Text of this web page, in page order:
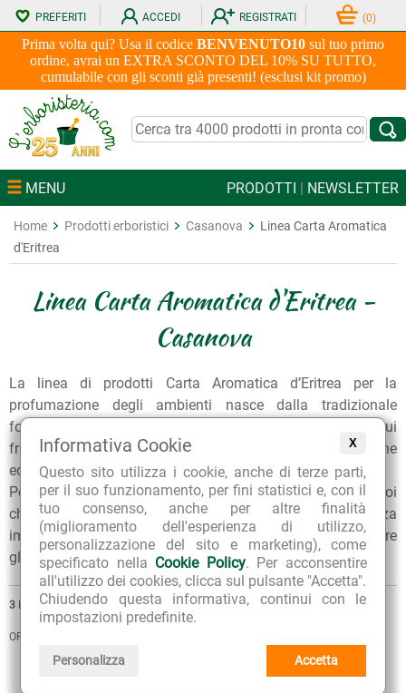
X
Informativa Cookie
Questo sito utilizza i cookie, anche di terze parti,
per il suo funzionamento, per fini statistici e, con il
tuo consenso, anche per altre finalità
(miglioramento dell'esperienza di utilizzo,
personalizzazione del sito e marketing), come
specificato nella Cookie Policy. Per acconsentire
all'utilizzo dei cookies, clicca sul pulsante "Accetta".
Chiudendo questa informativa, continui con le
impostazioni predefinite.
Personalizza Accetta
Prima volta qui? Usa il codice BENVENUTO10 sul tuo primo
ordine, avrai un EXTRA SCONTO DEL 10% SU TUTTO,
cumulabile con gli sconti già presenti! (esclusi kit promo)
PREFERITI ACCEDI REGISTRATI (0)
MENU PRODOTTI | NEWSLETTER
Home Prodotti erboristici Casanova
Linea Carta Aromatica
d'Eritrea
Linea Carta Aromatica d'Eritrea -
Casanova
La linea di prodotti Carta Aromatica d’Eritrea per la
profumazione degli ambienti nasce dalla tradizionale
formula della inimitabile Carta Aromatica d’Eritrea, la cui
fragranza naturale è composta da un mix di muschi, resine
ed oli essenziali.
Per qualunque consiglio sull'utilizzo dei nostri prodotti, puoi
chiedere ai nostri erboristi una
consulenza gratuitae senza
impegno. Per ulteriori informazioni, inoltre, puoi consultare
gli
Articoli di approfondimento sul nostro blog.
3 PRODOTTI
ORDINA PER